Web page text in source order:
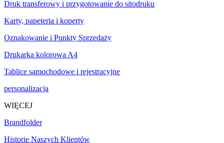
Druk transferowy i przygotowanie do sitodruku
Karty, papeteria i koperty
Oznakowanie i Punkty Sprzedaży
Drukarka kolorowa A4
Tablice samochodowe i rejestracyjne
personalizacja
WIĘCEJ
Brandfolder
Historie Naszych Klientów